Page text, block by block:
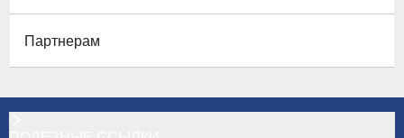
Партнерам